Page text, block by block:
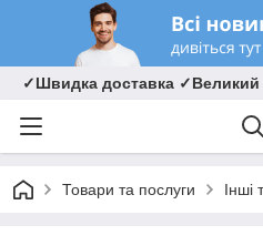
✓Швидка доставка ✓Великий
Товари та послуги Інші